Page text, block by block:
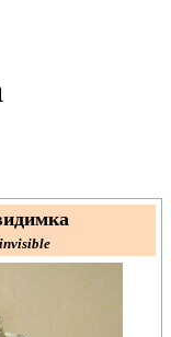
invisible